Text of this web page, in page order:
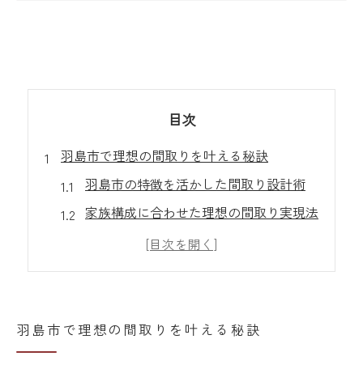
目次
羽島市で理想の間取りを叶える秘訣
羽島市の特徴を活かした間取り設計術
家族構成に合わせた理想の間取り実現法
注文住宅間取り成功例から学ぶ工夫
新築間取りで快適に暮らすポイント
家づくりに役立つ間取りの基本知識
羽島市で理想の間取りを叶える秘訣